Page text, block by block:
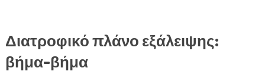
Διατροφικό πλάνο εξάλειψης:
βήμα-βήμα